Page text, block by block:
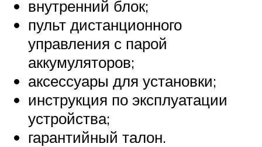
внутренний блок;
пульт дистанционного
управления с парой
аккумуляторов;
аксессуары для установки;
инструкция по эксплуатации
устройства;
гарантийный талон.